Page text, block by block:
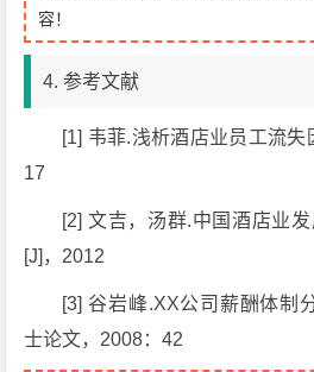
容！
4. 参考文献
[1] 韦菲.浅析酒店业员工流
17
[2] 文吉，汤群.中国酒店业
[J]，2012
[3] 谷岩峰.XX公司薪酬体制
士论文，2008：42